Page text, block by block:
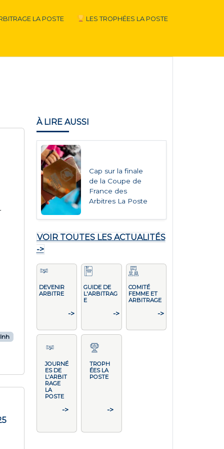
LA POSTE LES TROPHÉES LA POSTE
lnh
À LIRE AUSSI
Cap sur la finale
de la Coupe de
France des
Arbitres La Poste
VOIR TOUTES LES ACTUALITÉS
->
DEVENIR
ARBITRE
->
GUIDE DE
L'ARBITRAG
E
->
COMITÉ
FEMME ET
ARBITRAGE
->
JOURNÉ
ES DE
L'ARBIT
RAGE
LA
POSTE
->
TROPH
ÉES LA
POSTE
->